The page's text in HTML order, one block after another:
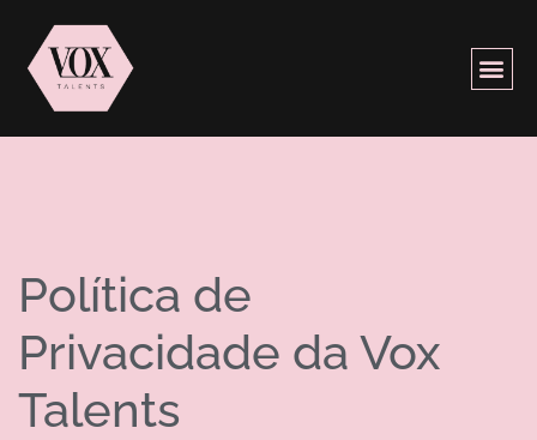
Política de
Privacidade da Vox
Talents